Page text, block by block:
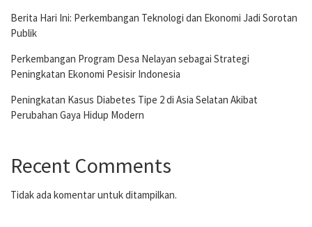
Berita Hari Ini: Perkembangan Teknologi dan Ekonomi Jadi Sorotan
Publik
Perkembangan Program Desa Nelayan sebagai Strategi
Peningkatan Ekonomi Pesisir Indonesia
Peningkatan Kasus Diabetes Tipe 2 di Asia Selatan Akibat
Perubahan Gaya Hidup Modern
Recent Comments
Tidak ada komentar untuk ditampilkan.